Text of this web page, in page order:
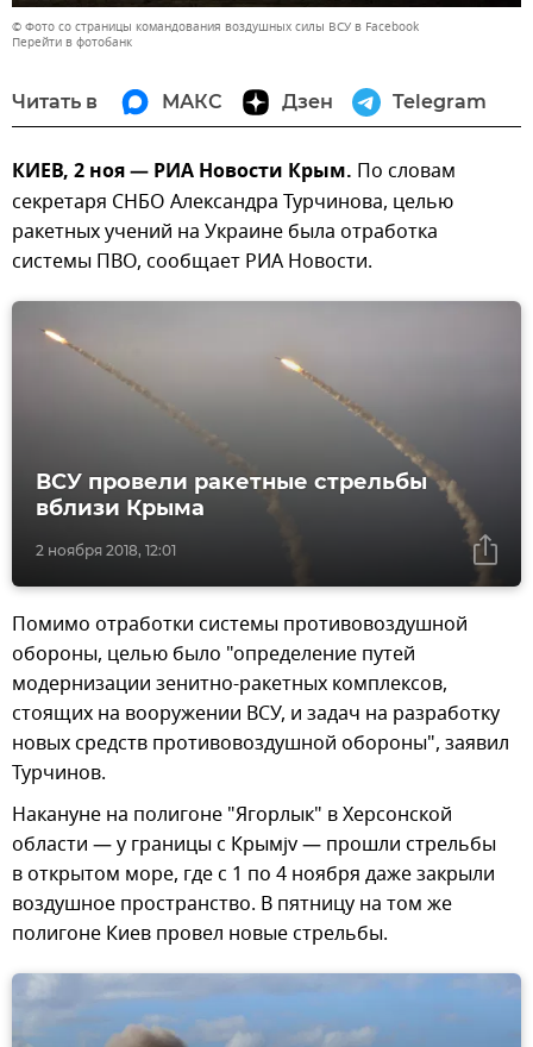
© Фото со страницы командования воздушных силы ВСУ в Facebook
Перейти в фотобанк
Читать в МАКС Дзен Telegram
КИЕВ, 2 ноя — РИА Новости Крым. По словам
секретаря СНБО Александра Турчинова, целью
ракетных учений на Украине была отработка
системы ПВО, сообщает РИА Новости.
2 ноября 2018, 12:01
ВСУ провели ракетные стрельбы
вблизи Крыма
Помимо отработки системы противовоздушной
обороны, целью было "определение путей
модернизации зенитно-ракетных комплексов,
стоящих на вооружении ВСУ, и задач на разработку
новых средств противовоздушной обороны", заявил
Турчинов.
Накануне на полигоне "Ягорлык" в Херсонской
области — у границы с Крымjv — прошли стрельбы
в открытом море, где с 1 по 4 ноября даже закрыли
воздушное пространство. В пятницу на том же
полигоне Киев провел новые стрельбы.